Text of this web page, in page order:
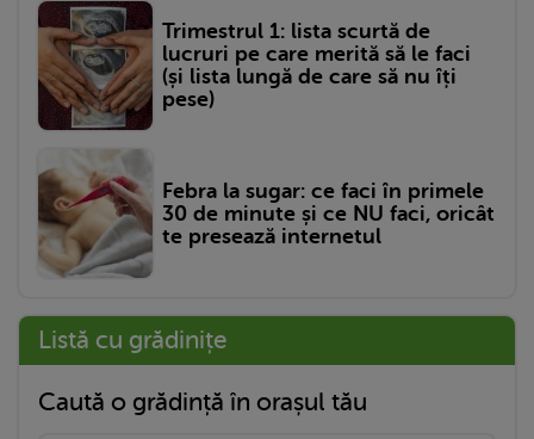
Trimestrul 1: lista scurtă de
lucruri pe care merită să le faci
(și lista lungă de care să nu îți
pese)
Febra la sugar: ce faci în primele
30 de minute și ce NU faci, oricât
te presează internetul
Listă cu grădinițe
Caută o grădință în orașul tău